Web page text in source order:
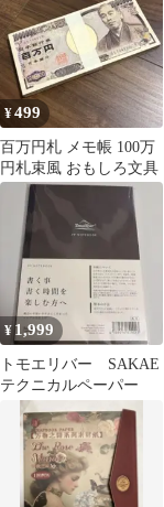
¥499
百万円札 メモ帳 100万
円札束風 おもしろ文具
¥ 1,999
トモエリバー SAKAE
テクニカルペーパー